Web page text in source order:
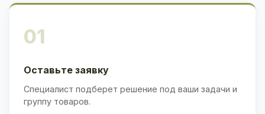
01
Оставьте заявку
Специалист подберет решение под ваши задачи и
группу товаров.